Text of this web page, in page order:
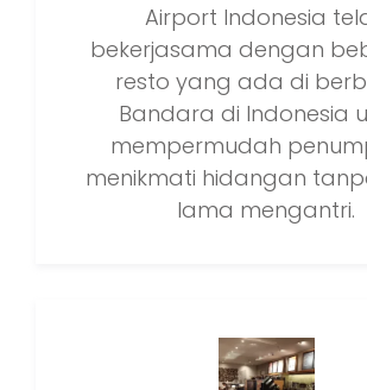
Airport Indonesia
bekerjasama dengan
resto yang ada di
Bandara di Indonesia
mempermudah
menikmati hidangan
lama mengantri.